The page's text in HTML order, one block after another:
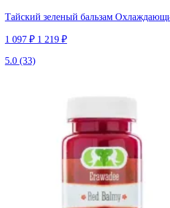
Тайский зеленый бальзам
1 097 ₽ 1 219 ₽
5.0 (33)